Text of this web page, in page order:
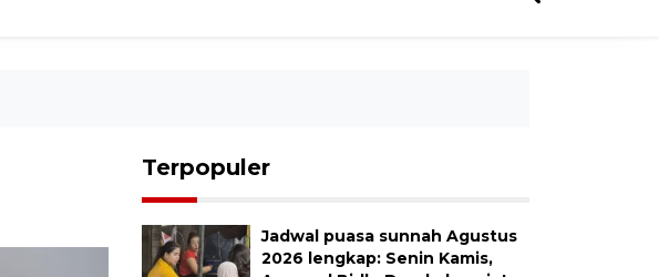
Terpopuler
Jadwal puasa sunnah Agustus
2026 lengkap: Senin Kamis,